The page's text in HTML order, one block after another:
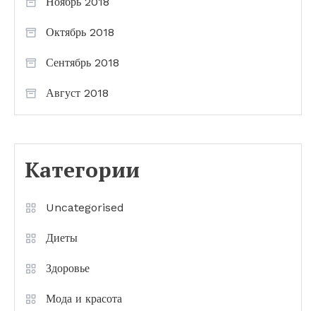
Октябрь 2018
Сентябрь 2018
Август 2018
Категории
Uncategorised
Диеты
Здоровье
Мода и красота